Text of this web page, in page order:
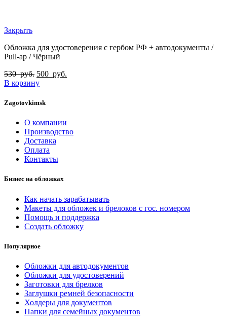
Закрыть
Обложка для удостоверения с гербом РФ + автодокументы /
Pull-ap / Чёрный
530руб. 500 руб.
В корзину
Zagotovkimsk
О компании
Производство
Доставка
Оплата
Контакты
Бизнес на обложках
Как начать зарабатывать
Макеты для обложек и брелоков с гос. номером
Помощь и поддержка
Создать обложку
Популярное
Обложки для автодокументов
Обложки для удостоверений
Заготовки для брелков
Заглушки ремней безопасности
Холдеры для документов
Папки для семейных документов